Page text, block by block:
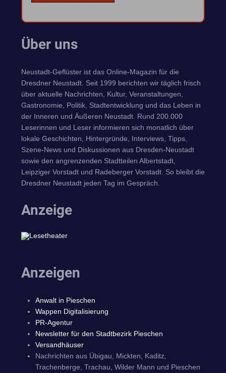
Über uns
Neustadt-Geflüster ist das Online-Magazin für die
Dresdner Neustadt. Seit 1999 berichten wir täglich frisch
über aktuelle Nachrichten, Kultur, Veranstaltungen,
Gastronomie, Politik, Stadtentwicklung und das Leben in
der Inneren und Äußeren Neustadt. Rund 200.000
Leserinnen und Leser informieren sich monatlich über
lokale Geschichten, Hintergründe, Interviews, Tipps,
Szene-News und Diskussionen aus Dresden-Neustadt
sowie den angrenzenden Stadtteilen Albertstadt,
Leipziger Vorstadt und Radeberger Vorstadt. So bleibt die
Dresdner Neustadt jeden Tag im Gespräch.
Anzeige
Anzeigen
Anwalt in Pieschen
Wappen Digitalisierung
PR-Agentur
Newsletter für den Stadtbezirk Pieschen
Versandhäuser
Nachrichten aus Übigau, Mickten, Kaditz,
Trachenberge, Trachau, Wilder Mann und Pieschen